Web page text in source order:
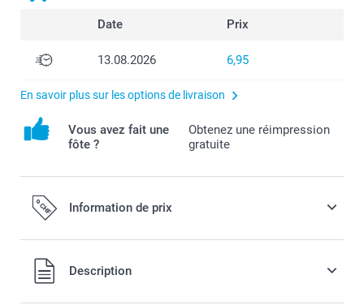
Date Prix
13.08.2026 6,95
En savoir plus sur les options de livraison
Vous avez fait une
fôte ?
Obtenez une réimpression
gratuite
Information de prix
Tous les prix sont en francs suisses (CHF), TVA incluse et
hors frais de port.
Description